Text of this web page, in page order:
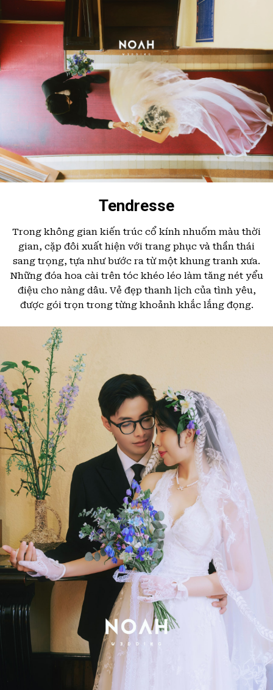
Tendresse
Trong không gian kiến trúc cổ kính nhuốm màu thời
gian, cặp đôi xuất hiện với trang phục và thần thái
sang trọng, tựa như bước ra từ một khung tranh xưa.
Những đóa hoa cài trên tóc khéo léo làm tăng nét yểu
điệu cho nàng dâu. Vẻ đẹp thanh lịch của tình yêu,
được gói trọn trong từng khoảnh khắc lắng đọng.